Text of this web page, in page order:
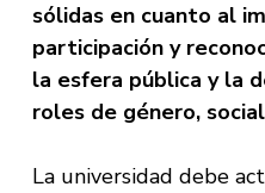
sólidas en cuanto al
participación y
la esfera pública y la
roles de género,
La universidad debe